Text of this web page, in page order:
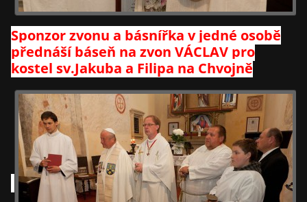
Sponzor zvonu a básnířka v jedné osobě
přednáší báseň na zvon VÁCLAV pro
kostel sv.Jakuba a Filipa na Chvojně